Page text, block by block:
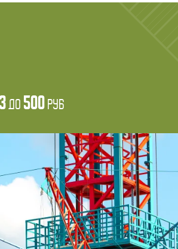
ЗАПРЕЩЕНО:
длинными распущенными
и иные напитки,
а также иные предметы,
пользоваться телефоном;
на территории
когда аттракцион не
обслуживающего персонала
персонал,
посетителям;
посетителям
размахивать руками и ногами
до 500 руб